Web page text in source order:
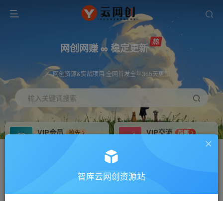
网创网赚 ∞ 稳定更新
网创资源&实战项目 全网首发全年365天更新
输入关键词搜索
VIP会员
抢先
VIP交流
群聊
研究探讨更多创业项目路子。
会员专属推广链接智库云网创资源站